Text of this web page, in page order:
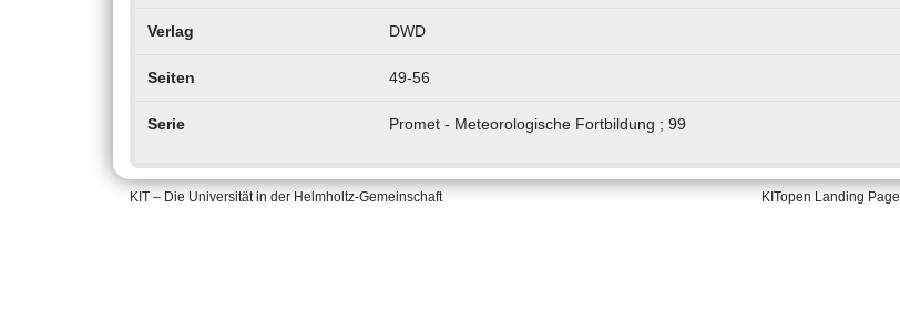
Verlag DWD
Seiten 49-56
Serie Promet - Meteorologische Fortbildung ; 99
KIT – Die Universität in der Helmholtz-Gemeinschaft KITopen Landing Page